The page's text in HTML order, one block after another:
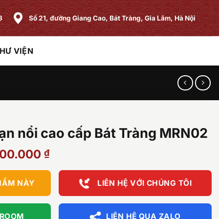
Số 21, đường Giang Cao, Bát Tràng, Gia Lâm, Hà Nội
VIỆN
nổi cao cấp Bát Tràng MRN02
₫.
₫Giá
tại
27.900.000 ₫.
NÀY LIÊN HỆ VỚI CHÚNG TÔI
LIÊN HỆ QUA ZALO